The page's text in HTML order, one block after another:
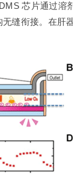
芯片通过
缝衔接。在